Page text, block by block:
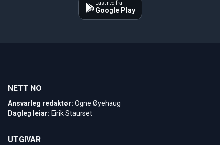
Last ned fra
Google Play
NETT NO
Ansvarleg redaktør: Ogne Øyehaug
Dagleg leiar: Eirik Staurset
UTGIVAR